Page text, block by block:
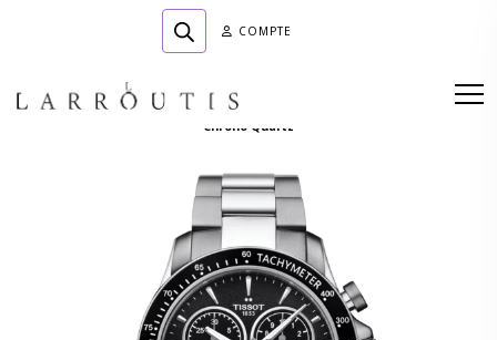
COMPTE
Accueil »Boutique» HORLOGERIE
Chrono Quartz